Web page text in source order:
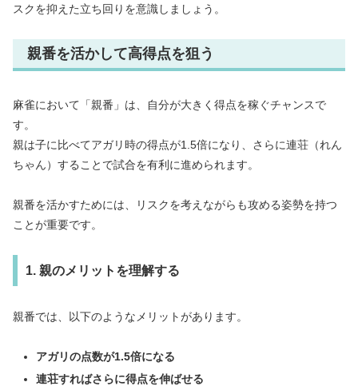
スクを抑えた立ち回りを意識しましょう。
親番を活かして高得点を狙う
麻雀において「親番」は、自分が大きく得点を稼ぐチャンスで
す。
親は子に比べてアガリ時の得点が1.5倍になり、さらに連荘（れん
ちゃん）することで試合を有利に進められます。
親番を活かすためには、リスクを考えながらも攻める姿勢を持つ
ことが重要です。
1. 親のメリットを理解する
親番では、以下のようなメリットがあります。
アガリの点数が1.5倍になる
連荘すればさらに得点を伸ばせる